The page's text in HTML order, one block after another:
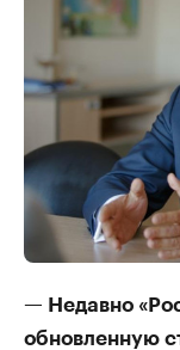
— Недавно
обновленную